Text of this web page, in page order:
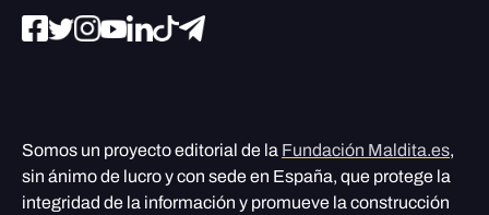
Somos un proyecto editorial de la Fundación Maldita.es,
sin ánimo de lucro y con sede en España, que protege la
integridad de la información y promueve la construcción